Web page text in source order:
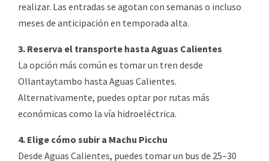
realizar. Las entradas se agotan con semanas o incluso
meses de anticipación en temporada alta.
3. Reserva el transporte hasta Aguas Calientes
La opción más común es tomar un tren desde
Ollantaytambo hasta Aguas Calientes.
Alternativamente, puedes optar por rutas más
económicas como la vía hidroeléctrica.
4. Elige cómo subir a Machu Picchu
Desde Aguas Calientes, puedes tomar un bus de 25–30